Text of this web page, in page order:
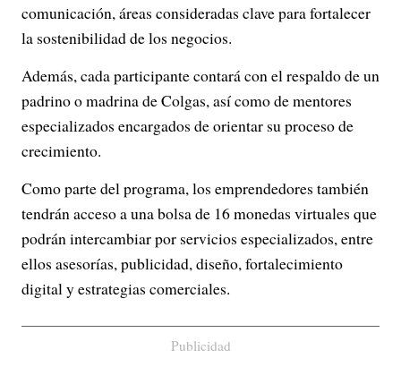
comunicación, áreas consideradas clave para fortalecer
la sostenibilidad de los negocios.
Además, cada participante contará con el respaldo de un
padrino o madrina de Colgas, así como de mentores
especializados encargados de orientar su proceso de
crecimiento.
Como parte del programa, los emprendedores también
tendrán acceso a una bolsa de 16 monedas virtuales que
podrán intercambiar por servicios especializados, entre
ellos asesorías, publicidad, diseño, fortalecimiento
digital y estrategias comerciales.
Publicidad